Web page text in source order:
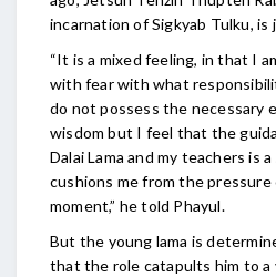
incarnation of Sigkyab Tulku, is
“It is a mixed feeling, in that I
with fear with what
do not possess the necessary
wisdom but I feel that the
Dalai Lama and my teachers is
cushions me from the
moment,” he told Phayul.
But the young lama is
that the role catapults him to a